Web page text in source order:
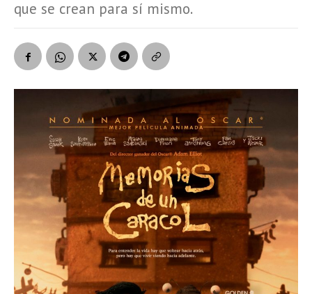
que se crean para sí mismo.